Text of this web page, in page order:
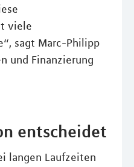
viele
sagt Marc-Philipp
und Finanzierung
entscheidet
langen Laufzeiten